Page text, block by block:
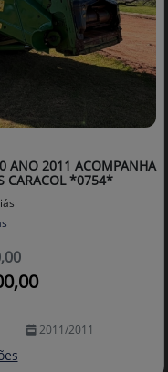
ANO 2011 ACOMPANHA
CARACOL *0754*
2011/2011